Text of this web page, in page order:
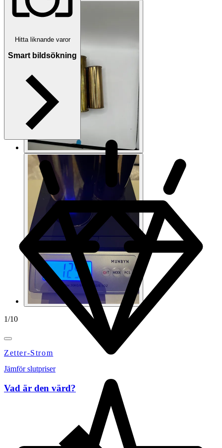
1/10
Zetter-Strom
Hitta liknande varor
Smart bildsökning
Jämför slutpriser
Vad är den värd?